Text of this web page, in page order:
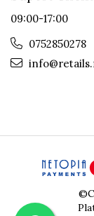
09:00-17:00
0752850278